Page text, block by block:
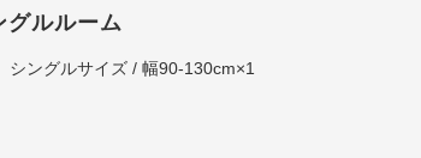
・全室禁煙♪（1Fに喫煙コーナーあり）
・全客室に加湿空気清浄機完備♪
グルルーム
シングルサイズ / 幅90-130cm×1